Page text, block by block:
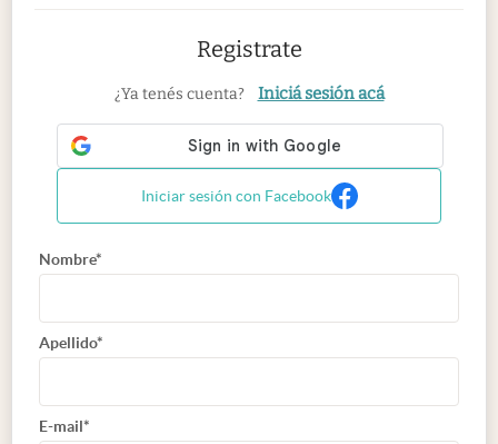
Registrate
¿Ya tenés cuenta? Iniciá sesión acá
Iniciar sesión con Facebook
Nombre*
Apellido*
E-mail*